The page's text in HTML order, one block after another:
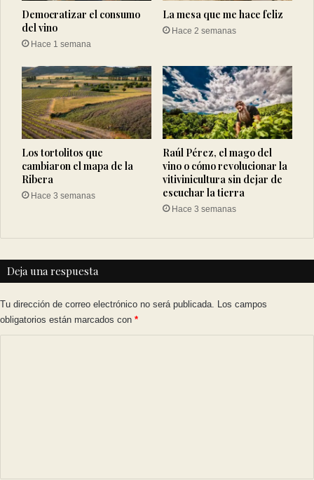
Democratizar el consumo
del vino
Hace 1 semana
La mesa que me hace feliz
Hace 2 semanas
Los tortolitos que
cambiaron el mapa de la
Ribera
Hace 3 semanas
Raúl Pérez, el mago del
vino o cómo revolucionar la
vitivinicultura sin dejar de
escuchar la tierra
Hace 3 semanas
Deja una respuesta
Tu dirección de correo electrónico no será publicada.
Los campos
obligatorios están marcados con *